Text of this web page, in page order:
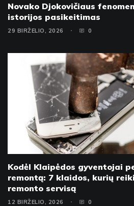
Novako Djokovičiaus
istorijos pasikeitimas
29 BIRŽELIO, 2026 0
Kodėl Klaipėdos gyventojai
remontą: 7 klaidos, kurių
remonto servisą
12 BIRŽELIO, 2026 0